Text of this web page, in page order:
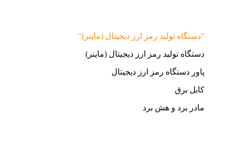
"دستگاه تولید رمز ارز دیجیتال (ماینر)"
دستگاه تولید رمز ارز دیجیتال (ماینر)
پاور دستگاه رمز ارز دیجیتال
کابل برق
مادر برد و هش برد